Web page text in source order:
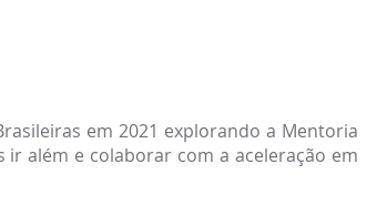
em 2021 explorando a Mentoria
além e colaborar com a aceleração em